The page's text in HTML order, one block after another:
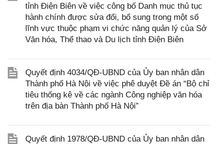
tỉnh Điện Biên về việc công bố Danh mục thủ tục
hành chính được sửa đổi, bổ sung trong một số
lĩnh vực thuộc phạm vi chức năng quản lý của Sở
Văn hóa, Thể thao và Du lịch tỉnh Điện Biên
Quyết định 4034/QĐ-UBND của Ủy ban nhân dân
Thành phố Hà Nội về việc phê duyệt Đề án “Bộ chỉ
tiêu thống kê về các ngành Công nghiệp văn hóa
trên địa bàn Thành phố Hà Nội”
Quyết định 1978/QĐ-UBND của Ủy ban nhân dân